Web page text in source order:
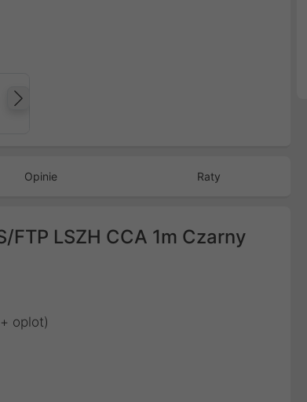
Opinie Raty
LSZH CCA 1m Czarny
oplot)